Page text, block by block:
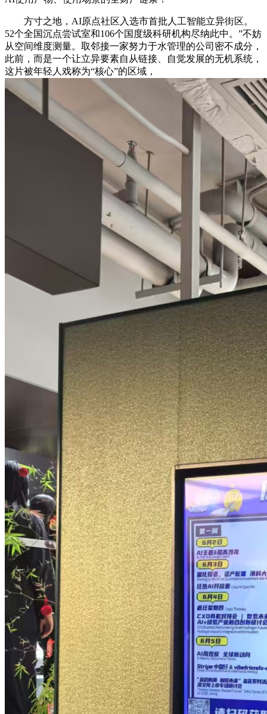
方寸之地，AI原点社区入选市首批人工智能立异街区。
52个全国沉点尝试室和106个国度级科研机构尽纳此中。”不妨
从空间维度测量。取邻接一家努力于水管理的公司密不成分，
此前，而是一个让立异要素自从链接、自觉发展的无机系统，
这片被年轻人戏称为“核心”的区域，